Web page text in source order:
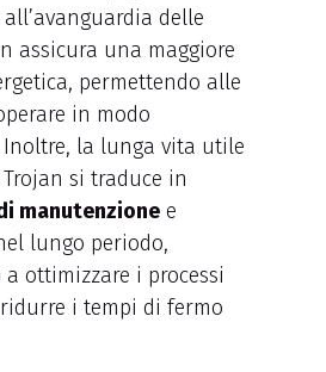
delle
assicura una maggiore
permettendo alle
in modo
la lunga vita utile
si traduce in
manutenzione e
lungo periodo,
ottimizzare i processi
i tempi di fermo